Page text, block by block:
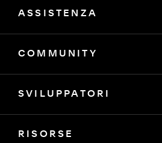
ASSISTENZA
COMMUNITY
SVILUPPATORI
RISORSE